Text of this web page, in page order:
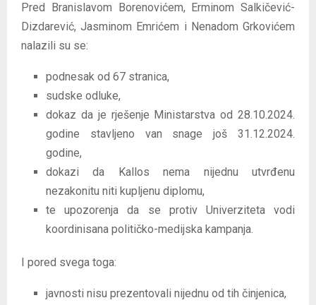
Pred Branislavom Borenovićem, Erminom Salkičević-
Dizdarević, Jasminom Emrićem i Nenadom Grkovićem
nalazili su se:
podnesak od 67 stranica,
sudske odluke,
dokaz da je rješenje Ministarstva od 28.10.2024.
godine stavljeno van snage još 31.12.2024.
godine,
dokazi da Kallos nema nijednu utvrđenu
nezakonitu niti kupljenu diplomu,
te upozorenja da se protiv Univerziteta vodi
koordinisana političko-medijska kampanja.
I pored svega toga:
javnosti nisu prezentovali nijednu od tih činjenica,